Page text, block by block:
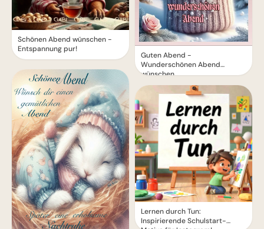
Schönen Abend wünschen -
Entspannung pur!
Guten Abend -
Wunderschönen Abend
wünschen
Lernen durch Tun:
Inspirierende Schulstart-